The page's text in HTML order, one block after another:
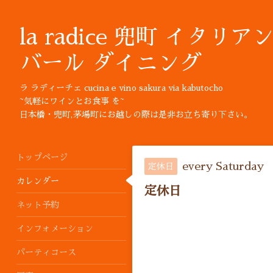
la radice 兜町 イタリア
バール ダイニング
ラ ラディーチェ cucina e vino sakura via kabutocho
~気軽にワインとお食事 を~
日本橋・兜町,茅場町にお越しの際は是非お立ち寄り下さい。
定休日 every Saturday
定休日
トップページ
カレンダー
ネット予約
インフォメーション
パーティコース